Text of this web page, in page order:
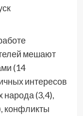
мешают
(14
интересов
народа (3,4),
конфликты